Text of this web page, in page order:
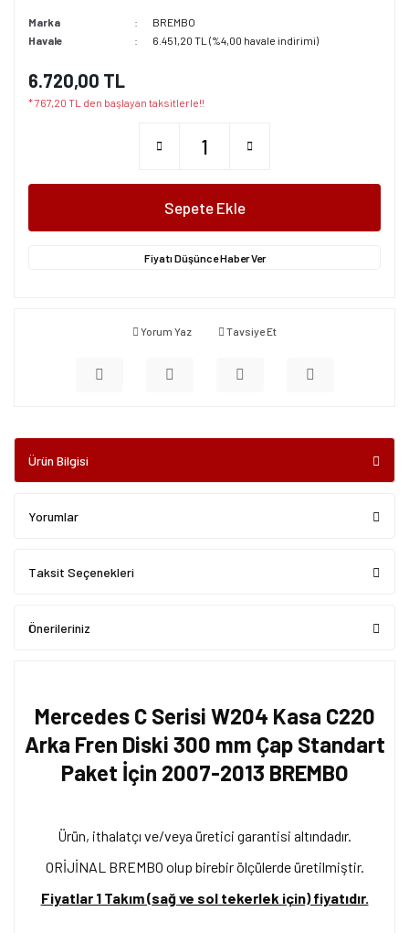
Marka
BREMBO
Havale
6.451,20 TL (%4,00 havale indirimi)
6.720,00 TL
* 767,20 TL den başlayan taksitlerle!!
Sepete Ekle
Fiyatı Düşünce Haber Ver
Yorum Yaz Tavsiye Et
Ürün Bilgisi
Yorumlar
Taksit Seçenekleri
Önerileriniz
Mercedes C Serisi W204 Kasa C220
Arka Fren Diski 300 mm Çap Standart
Paket İçin 2007-2013 BREMBO
Ürün, ithalatçı ve/veya üretici garantisi altındadır.
ORİJİNAL BREMBO olup birebir ölçülerde üretilmiştir.
Fiyatlar 1 Takım (sağ ve sol tekerlek için) fiyatıdır.